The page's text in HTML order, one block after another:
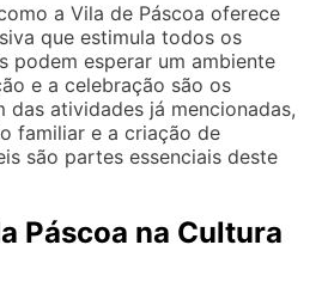
a Vila de Páscoa oferece
que estimula todos os
podem esperar um ambiente
e a celebração são os
das atividades já mencionadas,
familiar e a criação de
são partes essenciais deste
Páscoa na Cultura